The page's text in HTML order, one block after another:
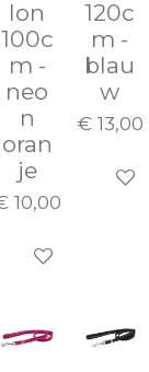
lon
100c
m -
neo
n
oran
je
10,00
Houd mij op
120c
m -
blau
w
€ 13,00
In